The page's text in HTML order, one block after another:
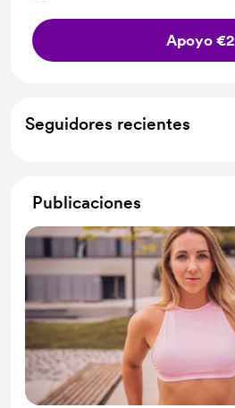
Apoyo €2
Seguidores recientes
Publicaciones